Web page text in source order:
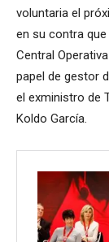
voluntaria el
en su contra
Central
papel de gestor
el exministro de
Koldo García.